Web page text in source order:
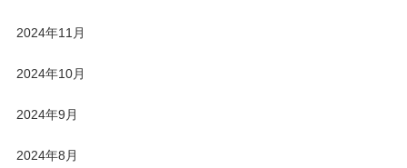
2024年11月
2024年10月
2024年9月
2024年8月